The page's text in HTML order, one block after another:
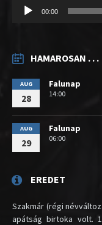
00:00
HAMAROSAN . . .
AUG
28
Falunap
14:00
AUG
29
Falunap
06:00
EREDET
Szakmár (régi
apátság birtoka volt.